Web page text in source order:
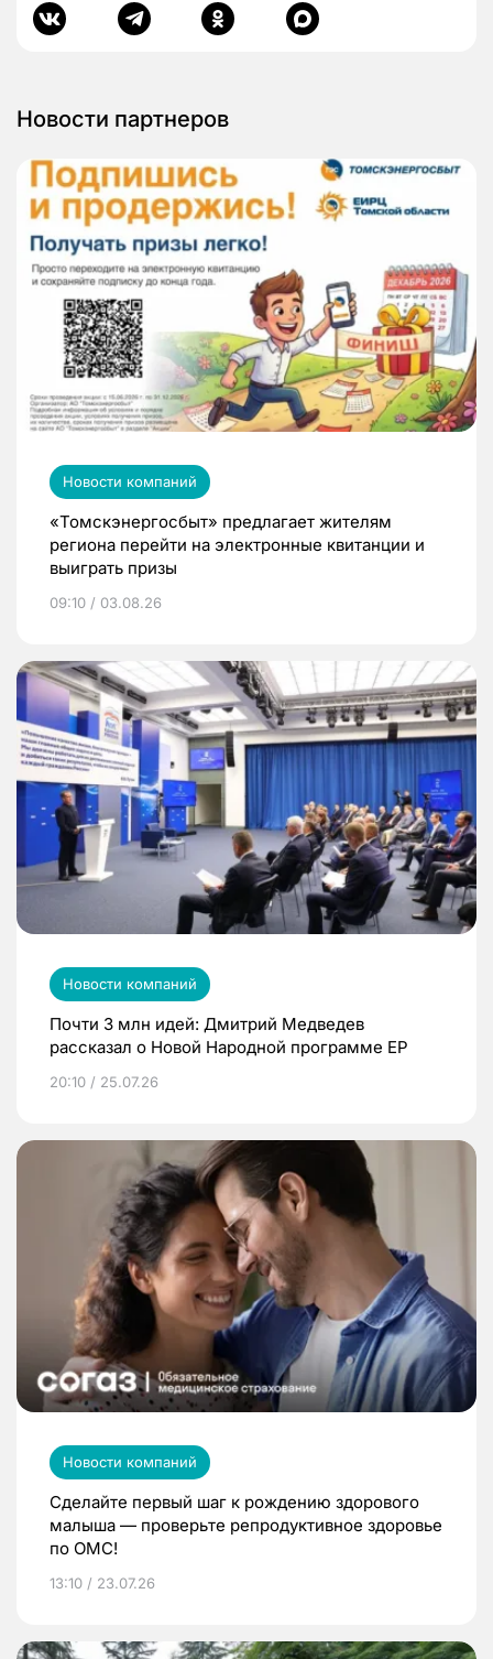
Новости партнеров
Новости компаний
«Томскэнергосбыт» предлагает жителям
региона перейти на электронные квитанции и
выиграть призы
09:10 / 03.08.26
Новости компаний
Почти 3 млн идей: Дмитрий Медведев
рассказал о Новой Народной программе ЕР
20:10 / 25.07.26
Новости компаний
Сделайте первый шаг к рождению здорового
малыша — проверьте репродуктивное здоровье
по ОМС!
13:10 / 23.07.26